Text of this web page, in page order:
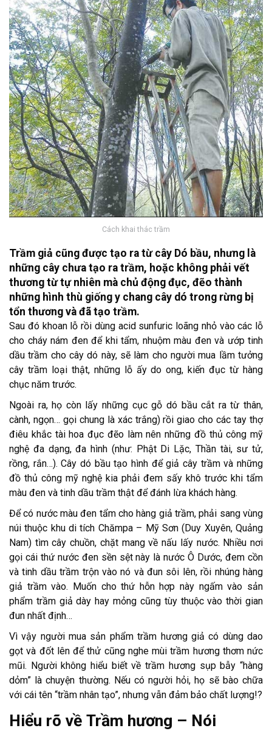
Cách khai thác trầm
Trầm giả cũng được tạo ra từ cây Dó bầu, nhưng là
những cây chưa tạo ra trầm, hoặc không phải vết
thương từ tự nhiên mà chủ động đục, đẽo thành
những hình thù giống y chang cây dó trong rừng bị
tổn thương và đã tạo trầm.
Sau đó khoan lỗ rồi dùng acid sunfuric loãng nhỏ vào các lỗ
cho cháy nám đen để khi tẩm, nhuộm màu đen và ướp tinh
dầu trầm cho cây dó này, sẽ làm cho người mua lầm tưởng
cây trầm loại thật, những lỗ ấy do ong, kiến đục từ hàng
chục năm trước.
Ngoài ra, họ còn lấy những cục gỗ dó bầu cắt ra từ thân,
cành, ngọn… gọi chung là xác trắng) rồi giao cho các tay thợ
điêu khắc tài hoa đục đẽo làm nên những đồ thủ công mỹ
nghệ đa dạng, đa hình (như: Phật Di Lặc, Thần tài, sư tử,
rồng, rắn…). Cây dó bầu tạo hình để giả cây trầm và những
đồ thủ công mỹ nghệ kia phải đem sấy khô trước khi tẩm
màu đen và tinh dầu trầm thật để đánh lừa khách hàng.
Để có nước màu đen tẩm cho hàng giả trầm, phải sang vùng
núi thuộc khu di tích Chămpa – Mỹ Sơn (Duy Xuyên, Quảng
Nam) tìm cây chuồn, chặt mang về nấu lấy nước. Nhiều nơi
gọi cái thứ nước đen sền sệt này là nước Ô Dước, đem cồn
và tinh dầu trầm trộn vào nó và đun sôi lên, rồi nhúng hàng
giả trầm vào. Muốn cho thứ hỗn hợp này ngấm vào sản
phẩm trầm giả dày hay mỏng cũng tùy thuộc vào thời gian
đun nhất định…
Vì vậy người mua sản phẩm trầm hương giả có dùng dao
gọt và đốt lên để thử cũng nghe mùi trầm hương thơm nức
mũi. Người không hiểu biết về trầm hương sụp bẫy “hàng
dỏm” là chuyện thường. Nếu có người hỏi, họ sẽ bào chữa
với cái tên “trầm nhân tạo”, nhưng vẫn đảm bảo chất lượng!?
Hiểu rõ về Trầm hương – Nói